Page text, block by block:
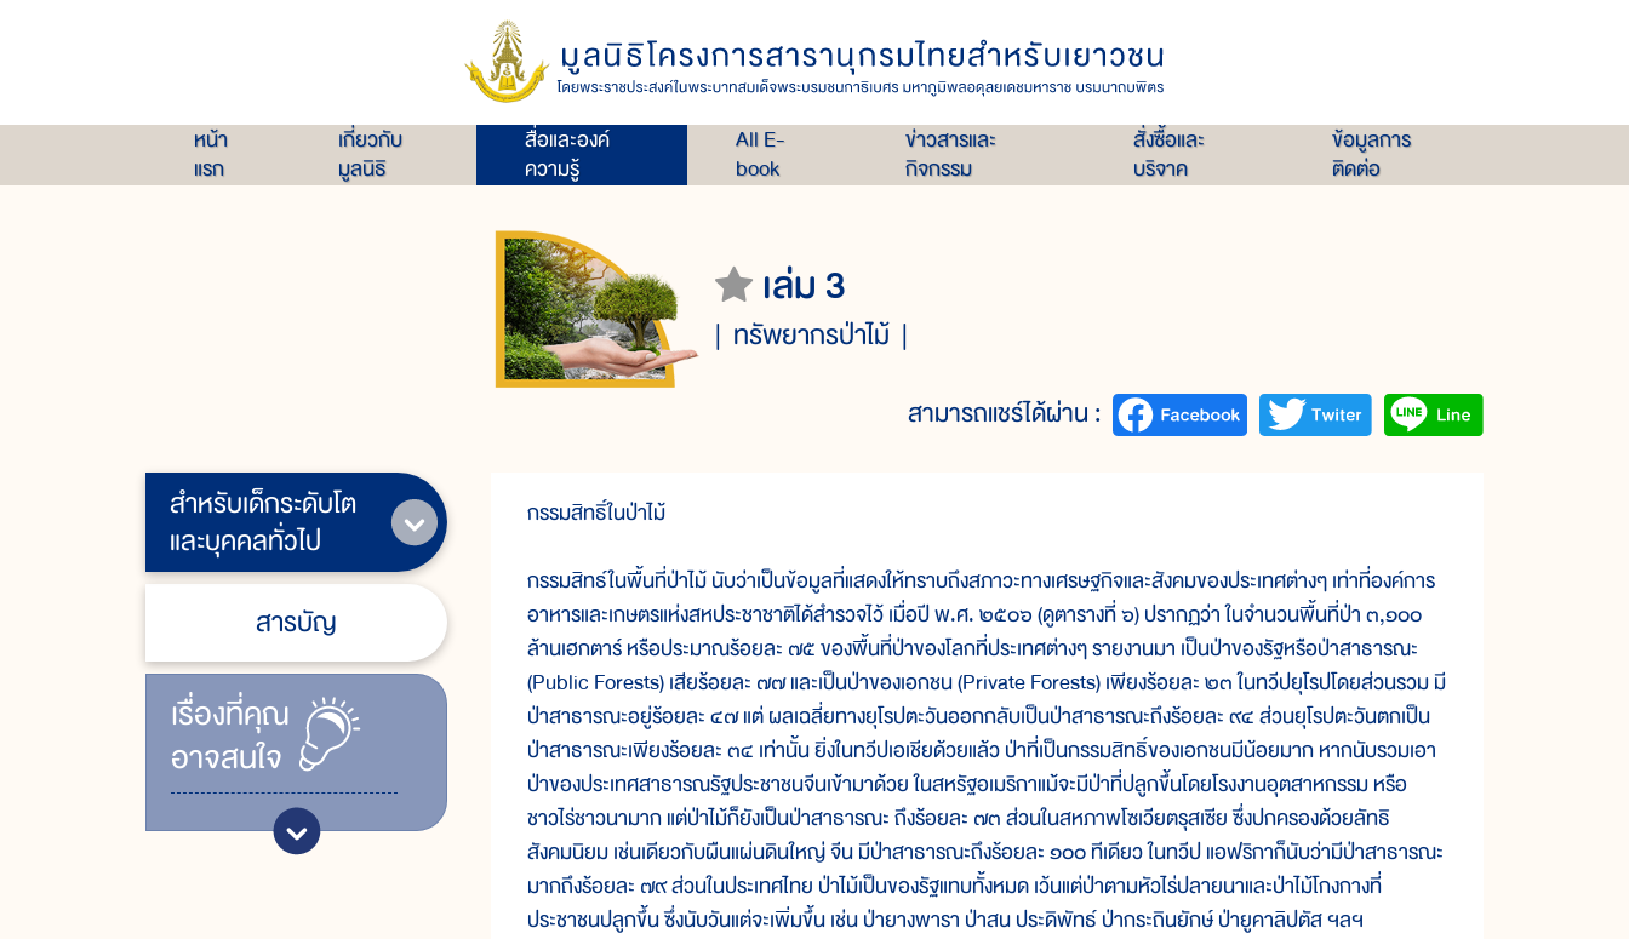
หน้า
แรก
เกี่ยวกับ
มูลนิธิ
สื่อและองค์
ความรู้
All E-
book
ข่าวสารและ
กิจกรรม
สั่งซื้อและ
บริจาค
ข้อมูลการ
ติดต่อ
เล่ม 3
ทรัพยากรป่าไม้
สามารถแชร์ได้ผ่าน :
สำหรับเด็กระดับโต
และบุคคลทั่วไป
สารบัญ
เรื่ิองที่คุณ
อาจสนใจ
กรรมสิทธิ์ในป่าไม้
กรรมสิทธ์ในพื้นที่ป่าไม้ นับว่าเป็นข้อมูลที่แสดงให้ทราบถึงสภาวะทางเศรษฐกิจและสังคมของประเทศต่างๆ เท่าที่องค์การ
อาหารและเกษตรแห่งสหประชาชาติได้สำรวจไว้ เมื่อปี พ.ศ. ๒๕๐๖ (ดูตารางที่ ๖) ปรากฏว่า ในจำนวนพื้นที่ป่า ๓,๑๐๐
ล้านเฮกตาร์ หรือประมาณร้อยละ ๗๕ ของพื้นที่ป่าของโลกที่ประเทศต่างๆ รายงานมา เป็นป่าของรัฐหรือป่าสาธารณะ
(Public Forests) เสียร้อยละ ๗๗ และเป็นป่าของเอกชน (Private Forests) เพียงร้อยละ ๒๓ ในทวีปยุโรปโดยส่วนรวม มี
ป่าสาธารณะอยู่ร้อยละ ๔๗ แต่ ผลเฉลี่ยทางยุโรปตะวันออกกลับเป็นป่าสาธารณะถึงร้อยละ ๙๔ ส่วนยุโรปตะวันตกเป็น
ป่าสาธารณะเพียงร้อยละ ๓๔ เท่านั้น ยิ่งในทวีปเอเชียด้วยแล้ว ป่าที่เป็นกรรมสิทธิ์ของเอกชนมีน้อยมาก หากนับรวมเอา
ป่าของประเทศสาธารณรัฐประชาชนจีนเข้ามาด้วย ในสหรัฐอเมริกาแม้จะมีป่าที่ปลูกขึ้นโดยโรงงานอุตสาหกรรม หรือ
ชาวไร่ชาวนามาก แต่ป่าไม้ก็ยังเป็นป่าสาธารณะ ถึงร้อยละ ๗๓ ส่วนในสหภาพโซเวียตรุสเซีย ซึ่งปกครองด้วยลัทธิ
สังคมนิยม เช่นเดียวกับผืนแผ่นดินใหญ่ จีน มีป่าสาธารณะถึงร้อยละ ๑๐๐ ทีเดียว ในทวีป แอฟริกาก็นับว่ามีป่าสาธารณะ
มากถึงร้อยละ ๗๙ ส่วนในประเทศไทย ป่าไม้เป็นของรัฐแทบทั้งหมด เว้นแต่ป่าตามหัวไร่ปลายนาและป่าไม้โกงกางที่
ประชาชนปลูกขึ้น ซึ่งนับวันแต่จะเพิ่มขึ้น เช่น ป่ายางพารา ป่าสน ประดิพัทธ์ ป่ากระถินยักษ์ ป่ายูคาลิปตัส ฯลฯ